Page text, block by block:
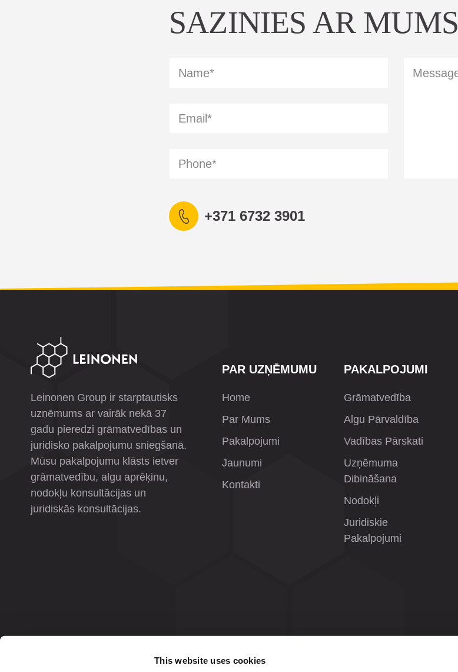
This website uses cookies
SAZINIES AR MUMS
+371 6732 3901
Leinonen Group ir starptautisks
uzņēmums ar vairāk nekā 37
gadu pieredzi grāmatvedības un
juridisko pakalpojumu sniegšanā.
Mūsu pakalpojumu klāsts ietver
grāmatvedību, algu aprēķinu,
nodokļu konsultācijas un
juridiskās konsultācijas.
PAR UZŅĒMUMU
Home
Par Mums
Pakalpojumi
Jaunumi
Kontakti
PAKALPOJUMI
Grāmatvedība
Algu Pārvaldība
Vadības Pārskati
Uzņēmuma
Dibināšana
Nodokļi
Juridiskie
Pakalpojumi